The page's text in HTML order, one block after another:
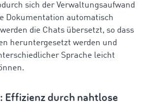
sich der Verwaltungsaufwand
Dokumentation automatisch
die Chats übersetzt, so dass
heruntergesetzt werden und
Sprache leicht
durch nahtlose